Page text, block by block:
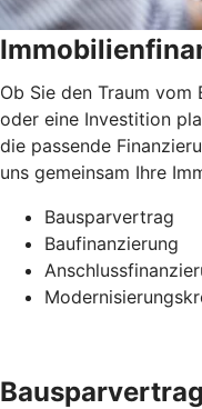
Ob Sie den Traum
oder eine Investition
die passende
uns gemeinsam Ihre
Bausparvertrag
Baufinanzierung
Bausparvertrag